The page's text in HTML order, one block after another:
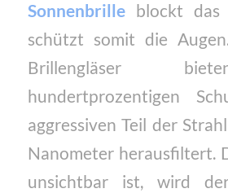
Sonnenbrilleblockt das
schützt somit die
Brillengläser
hundertprozentigen
aggressiven Teil der
Nanometer herausfiltert.
unsichtbar ist, wird